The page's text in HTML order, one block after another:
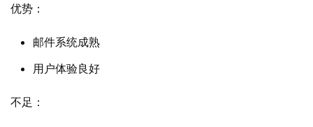
优势：
邮件系统成熟
用户体验良好
不足：